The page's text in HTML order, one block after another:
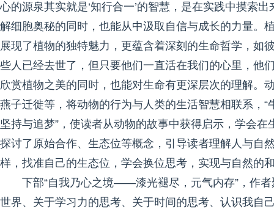
心的源泉其实就是‘知行合一’的智慧，是在实践中摸索
解细胞奥秘的同时，也能从中汲取自信与成长的力量。
展现了植物的独特魅力，更蕴含着深刻的生命哲学，如
些人已经去世了，但只要他们一直活在我们的心里，他
欣赏植物之美的同时，也能对生命有更深层次的理解。
燕子迁徙等，将动物的行为与人类的生活智慧相联系，
坚持与追梦”，使读者从动物的故事中获得启示，学会
探讨了原始合作、生态位等概念，引导读者理解人与自
样，找准自己的生态位，学会换位思考，实现与自然的
下部“自我乃心之境——漆光褪尽，元气内存”，作
世界、关于学习力的思考、关于时间的思考、认识我自